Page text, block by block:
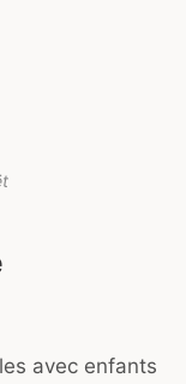
avec enfants